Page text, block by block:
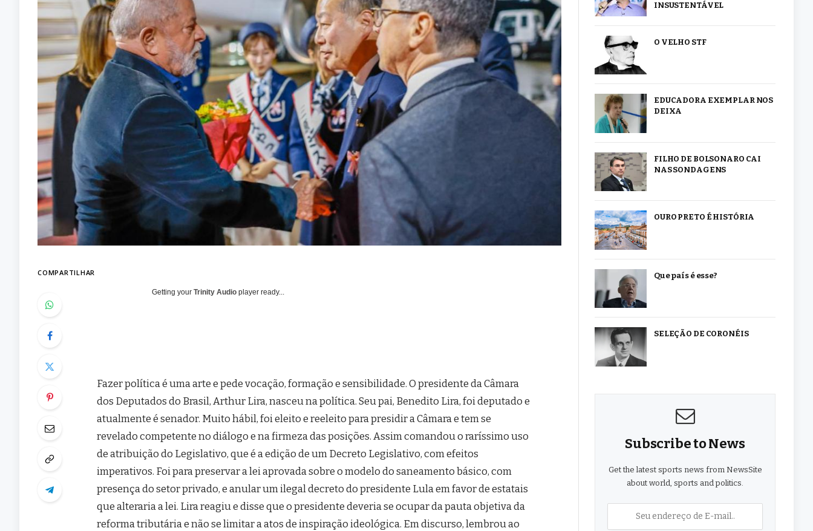
COMPARTILHAR
Getting yourTrinity Audio player ready...
Fazer política é uma arte e pede vocação, formação e sensibilidade. O presidente da Câmara
dos Deputados do Brasil, Arthur Lira, nasceu na política. Seu pai, Benedito Lira, foi deputado e
atualmente é senador. Muito hábil, foi eleito e reeleito para presidir a Câmara e tem se
revelado competente no diálogo e na firmeza das posições. Assim comandou o raríssimo uso
de atribuição do Legislativo, que é a edição de um Decreto Legislativo, com efeitos
imperativos. Foi para preservar a lei aprovada sobre o modelo do saneamento básico, com
presença do setor privado, e anular um ilegal decreto do presidente Lula em favor de estatais
que alteraria a lei. Lira reagiu e disse que o presidente deveria se ocupar da pauta objetiva da
reforma tributária e não se limitar a atos de inspiração ideológica. Em discurso, lembrou ao
INSUSTENTÁVEL
O VELHO STF
EDUCADORA EXEMPLAR NOS
DEIXA
FILHO DE BOLSONARO CAI
NAS SONDAGENS
OURO PRETO É HISTÓRIA
Que país é esse?
SELEÇÃO DE CORONÉIS
Subscribe to News
Get the latest sports news from NewsSite
about world, sports and politics.